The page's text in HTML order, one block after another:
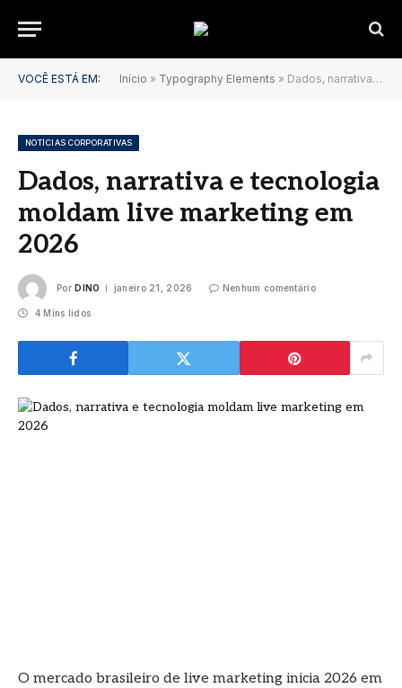
VOCÊ ESTÁ EM: Início » Typography Elements » Dados, narrativa e tecnologia moldam live marketing em 2026
NOTÍCIAS CORPORATIVAS
Dados, narrativa e tecnologia
moldam live marketing em
2026
Por DINO janeiro 21, 2026 Nenhum comentário
4 Mins lidos
O mercado brasileiro de live marketing inicia 2026 em